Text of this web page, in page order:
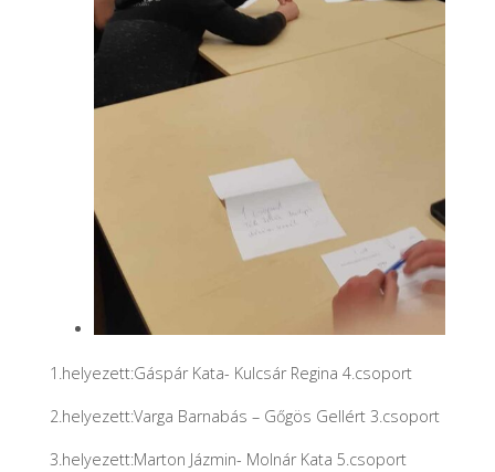
1.helyezett:Gáspár Kata- Kulcsár Regina 4.csoport
2.helyezett:Varga Barnabás – Gőgös Gellért 3.csoport
3.helyezett:Marton Jázmin- Molnár Kata 5.csoport